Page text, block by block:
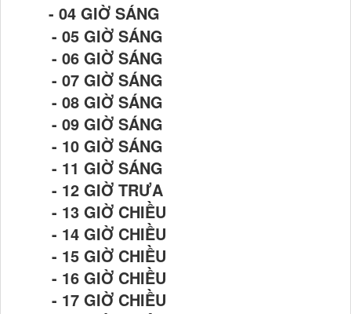
- 04 GIỜ SÁNG
- 05 GIỜ SÁNG
- 06 GIỜ SÁNG
- 07 GIỜ SÁNG
- 08 GIỜ SÁNG
- 09 GIỜ SÁNG
- 10 GIỜ SÁNG
- 11 GIỜ SÁNG
- 12 GIỜ TRƯA
- 13 GIỜ CHIỀU
- 14 GIỜ CHIỀU
- 15 GIỜ CHIỀU
- 16 GIỜ CHIỀU
- 17 GIỜ CHIỀU